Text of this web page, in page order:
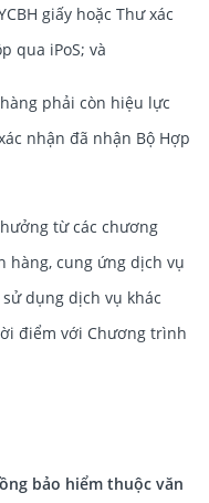
giấy hoặc Thư xác
qua iPoS; và
phải còn hiệu lực
nhận đã nhận Bộ Hợp
từ các chương
cung ứng dịch vụ
dụng dịch vụ khác
điểm với Chương trình
bảo hiểm thuộc văn